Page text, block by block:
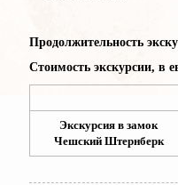
Продолжительность
Стоимость экскурсии, в
Экскурсия в замок
Чешский Штернберк